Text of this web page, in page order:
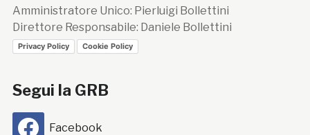
Amministratore Unico: Pierluigi Bollettini
Direttore Responsabile: Daniele Bollettini
Privacy Policy Cookie Policy
Segui la GRB
Facebook